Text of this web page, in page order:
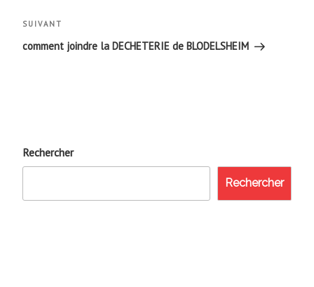
l’article
Article
suivant
SUIVANT
comment joindre la DECHETERIE de BLODELSHEIM
Rechercher
Rechercher